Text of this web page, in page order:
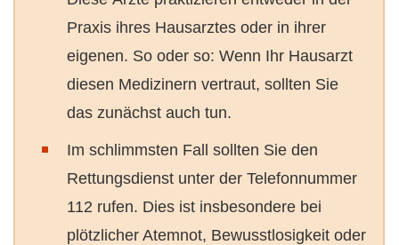
Praxis ihres Hausarztes oder in ihrer
eigenen. So oder so: Wenn Ihr Hausarzt
diesen Medizinern vertraut, sollten Sie
das zunächst auch tun.
Im schlimmsten Fall sollten Sie den
Rettungsdienst unter der Telefonnummer
112 rufen. Dies ist insbesondere bei
plötzlicher Atemnot, Bewusstlosigkeit oder